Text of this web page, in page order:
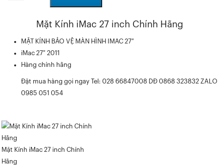
Mặt Kính iMac 27 inch Chính Hãng
MẶT KÍNH BẢO VỆ MÀN HÌNH IMAC 27″
iMac 27″ 2011
Hàng chính hãng
Đặt mua hàng gọi ngay Tel: 028 66847008 DĐ 0868 323832 ZALO
0985 051 054
Mặt Kính iMac 27 inch Chính
Hãng